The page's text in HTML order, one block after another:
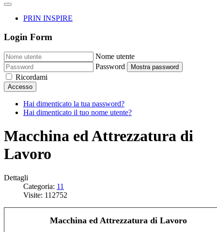
PRIN INSPIRE
Login Form
Nome utente
Password
Mostra password
Ricordami
Accesso
Hai dimenticato la tua password?
Hai dimenticato il tuo nome utente?
Macchina ed Attrezzatura di
Lavoro
Dettagli
Categoria: 11
Visite: 112752
Macchina ed Attrezzatura di Lavoro